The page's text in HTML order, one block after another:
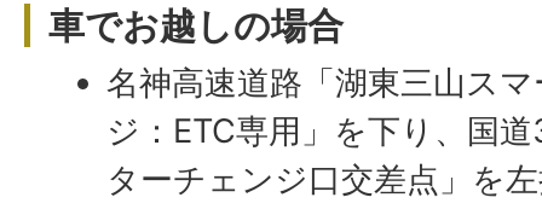
車でお越しの場合
名神高速道路「湖東三山ス
ジ：ETC専用」を下り、国
ターチェンジ口交差点」を